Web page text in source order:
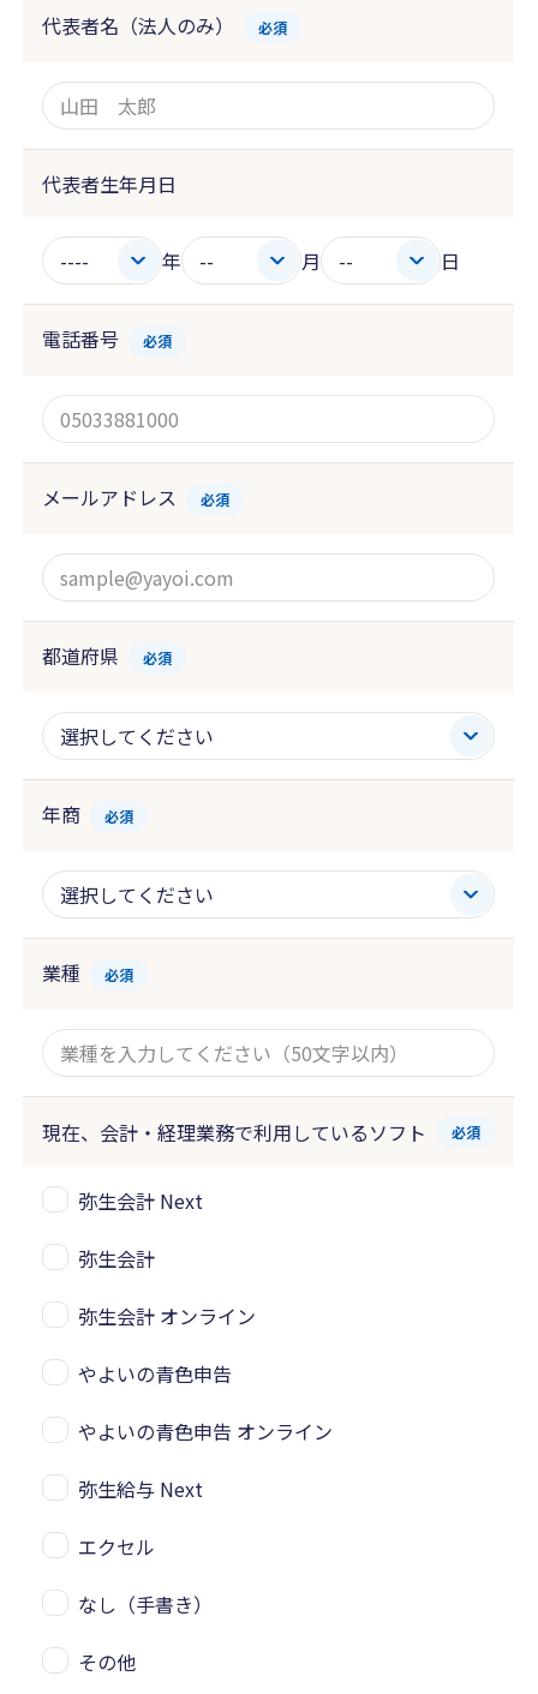
代表者名（法人のみ） 必須
代表者生年月日
年 月 日
電話番号 必須
メールアドレス 必須
都道府県 必須
年商 必須
業種 必須
現在、会計・経理業務で利用しているソフト 必須
弥生会計 Next
弥生会計
弥生会計 オンライン
やよいの青色申告
やよいの青色申告 オンライン
弥生給与 Next
エクセル
なし（手書き）
その他